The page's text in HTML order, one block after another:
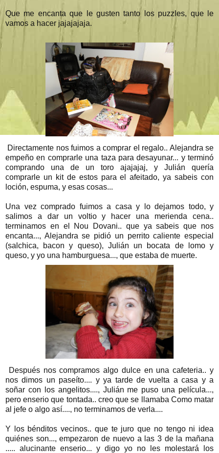
Que me encanta que le gusten tanto los puzzles, que le
vamos a hacer jajajajaja.
Directamente nos fuimos a comprar el regalo.. Alejandra se
empeño en comprarle una taza para desayunar... y terminó
comprando una de un toro ajajajaj, y Julián quería
comprarle un kit de estos para el afeitado, ya sabeis con
loción, espuma, y esas cosas...
Una vez comprado fuimos a casa y lo dejamos todo, y
salimos a dar un voltio y hacer una merienda cena..
terminamos en el Nou Dovani.. que ya sabeis que nos
encanta..., Alejandra se pidió un perrito caliente especial
(salchica, bacon y queso), Julián un bocata de lomo y
queso, y yo una hamburguesa..., que estaba de muerte.
Después nos compramos algo dulce en una cafeteria.. y
nos dimos un paseíto.... y ya tarde de vuelta a casa y a
soñar con los angelitos...., Julián me puso una película...,
pero enserio que tontada.. creo que se llamaba Como matar
al jefe o algo así...., no terminamos de verla....
Y los bénditos vecinos.. que te juro que no tengo ni idea
quiénes son..., empezaron de nuevo a las 3 de la mañana
..... alucinante enserio... y digo yo no les molestará los